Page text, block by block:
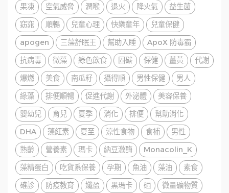
果凍
空氣威脅 潤喉 退火 降火氣
益生菌
窈窕
順暢 兒童心理 快樂童年
兒童保健
apogen
三藻舒眠王 幫助入睡
ApoX 防毒霸
抗病毒
微藻 綠色飲食 固碳 保健 薑黃
代謝
爆燃
美食 南瓜籽 攝得順 男性保健
男人
綠藻
排便順暢 促進代謝 外泌體
美容保養
嬰幼兒
育兒 夏季 消化 排便
幫助消化
DHA
藻紅素 夏至 涼性食物 食補
男性
熟齡
營養素 瑪卡 納豆激酶
Monacolin_K
藻精蛋白
吃貨系保養 孕期 魚油 藻油
素食
確診
防疫教育 孅盈 黑瑪卡 硒
微量礦物質